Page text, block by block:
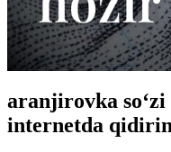
aranjirovka
internetda